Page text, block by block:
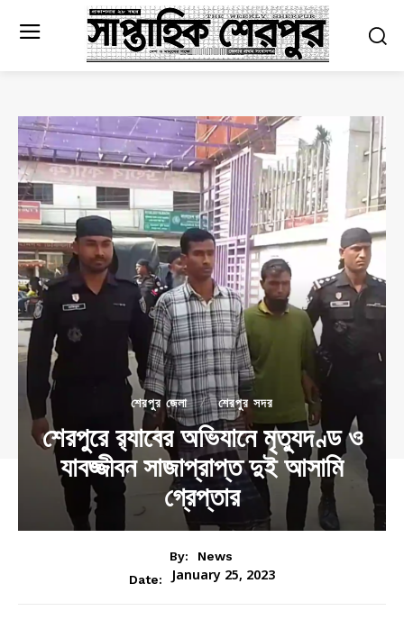
শেরপুর জেলা শেরপুর সদর
শেরপুরে র‌্যাবের অভিযানে মৃত্যুদণ্ড ও
যাবজ্জীবন সাজাপ্রাপ্ত দুই আসামি
গ্রেপ্তার
By:
News
Date:
January 25, 2023